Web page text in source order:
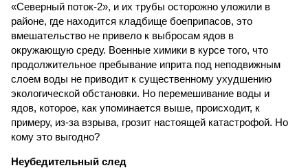
«Северный поток-2», и их трубы осторожно уложили в
районе, где находится кладбище боеприпасов, это
вмешательство не привело к выбросам ядов в
окружающую среду. Военные химики в курсе того, что
продолжительное пребывание иприта под неподвижным
слоем воды не приводит к существенному ухудшению
экологической обстановки. Но перемешивание воды и
ядов, которое, как упоминается выше, происходит, к
примеру, из-за взрыва, грозит настоящей катастрофой. Но
кому это выгодно?
Неубедительный след